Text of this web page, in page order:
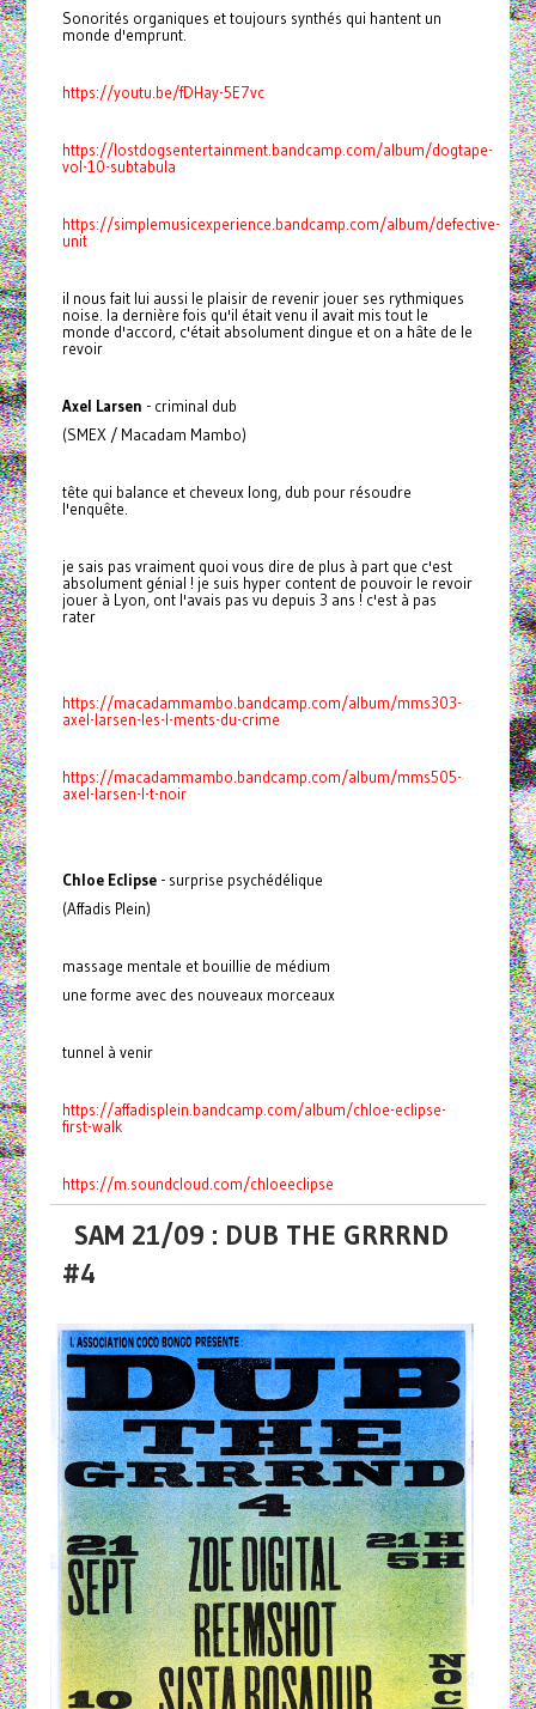
Sonorités organiques et toujours synthés qui hantent un
monde d'emprunt.
https://youtu.be/fDHay-5E7vc
https://lostdogsentertainment.bandcamp.com/album/dogtape-
vol-10-subtabula
https://simplemusicexperience.bandcamp.com/album/defective-
unit
il nous fait lui aussi le plaisir de revenir jouer ses rythmiques
noise. la dernière fois qu'il était venu il avait mis tout le
monde d'accord, c'était absolument dingue et on a hâte de le
revoir
Axel Larsen - criminal dub
(SMEX / Macadam Mambo)
tête qui balance et cheveux long, dub pour résoudre
l'enquête.
je sais pas vraiment quoi vous dire de plus à part que c'est
absolument génial ! je suis hyper content de pouvoir le revoir
jouer à Lyon, ont l'avais pas vu depuis 3 ans ! c'est à pas
rater
https://macadammambo.bandcamp.com/album/mms303-
axel-larsen-les-l-ments-du-crime
https://macadammambo.bandcamp.com/album/mms505-
axel-larsen-l-t-noir
Chloe Eclipse- surprise psychédélique
(Affadis Plein)
massage mentale et bouillie de médium
une forme avec des nouveaux morceaux
tunnel à venir
https://affadisplein.bandcamp.com/album/chloe-eclipse-
first-walk
https://m.soundcloud.com/chloeeclipse
SAM 21/09 : DUB THE GRRRND
#4